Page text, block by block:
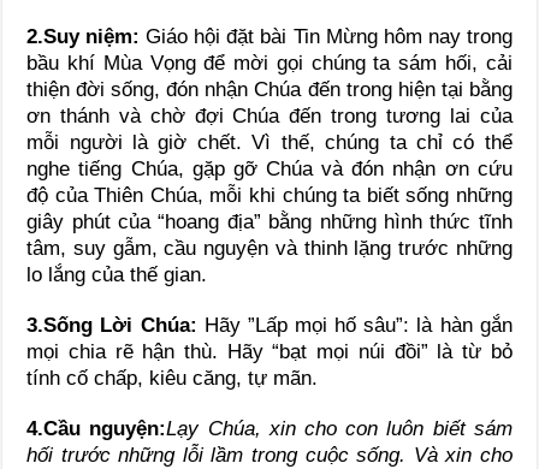
2.Suy niệm:Giáo hội đặt bài Tin Mừng hôm nay trong
bầu khí Mùa Vọng để mời gọi chúng ta sám hối, cải
thiện đời sống, đón nhận Chúa đến trong hiện tại bằng
ơn thánh và chờ đợi Chúa đến trong tương lai của
mỗi người là giờ chết. Vì thế, chúng ta chỉ có thể
nghe tiếng Chúa, gặp gỡ Chúa và đón nhận ơn cứu
độ của Thiên Chúa, mỗi khi chúng ta biết sống những
giây phút của “hoang địa” bằng những hình thức tĩnh
tâm, suy gẫm, cầu nguyện và thinh lặng trước những
lo lắng của thế gian.
3.Sống Lời Chúa: Hãy ”Lấp mọi hố sâu”: là hàn gắn
mọi chia rẽ hận thù. Hãy “bạt mọi núi đồi” là từ bỏ
tính cố chấp, kiêu căng, tự mãn.
4.Cầu nguyện:Lạy Chúa, xin cho con luôn biết sám
hối trước những lỗi lầm trong cuộc sống. Và xin cho